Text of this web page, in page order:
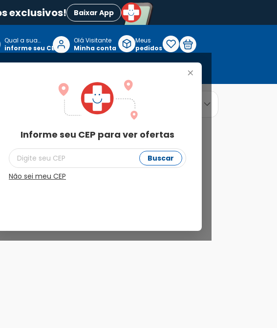
exclusivos! Baixar App
Qual a sua
localização?
informe seu CEP
+
Informe seu CEP para ver ofertas
Buscar
Não sei meu CEP
Olá Visitante
Minha conta
Meus
pedidos
ordenar por